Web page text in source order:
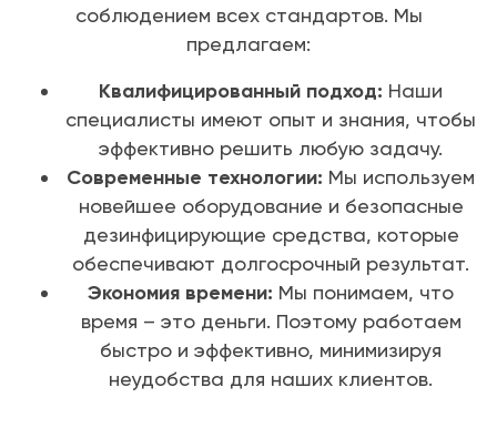
соблюдением всех стандартов. Мы
предлагаем:
Квалифицированный подход: Наши
специалисты имеют опыт и знания, чтобы
эффективно решить любую задачу.
Современные технологии: Мы используем
новейшее оборудование и безопасные
дезинфицирующие средства, которые
обеспечивают долгосрочный результат.
Экономия времени: Мы понимаем, что
время – это деньги. Поэтому работаем
быстро и эффективно, минимизируя
неудобства для наших клиентов.